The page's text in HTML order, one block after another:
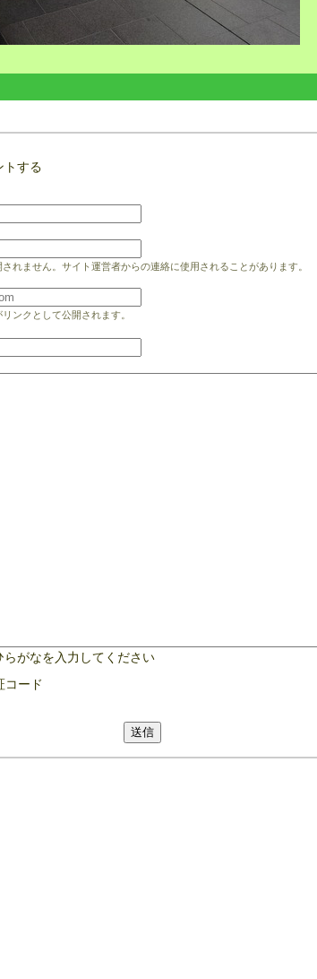
トする
れません。サイト運営者からの連絡に使用されることがあります。
ンクとして公開されます。
らがなを入力してください